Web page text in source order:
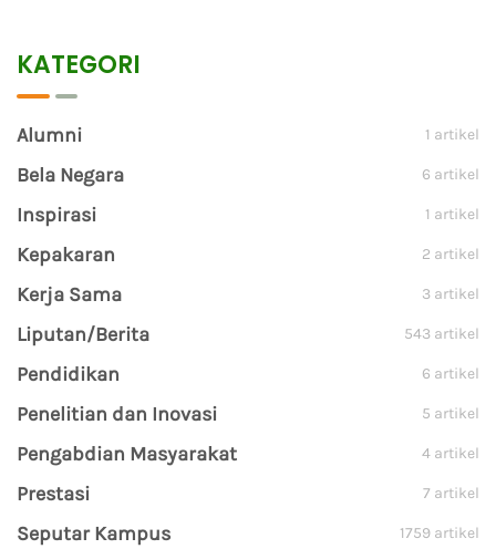
KATEGORI
Alumni 1 artikel
Bela Negara 6 artikel
Inspirasi 1 artikel
Kepakaran 2 artikel
Kerja Sama 3 artikel
Liputan/Berita 543 artikel
Pendidikan 6 artikel
Penelitian dan Inovasi 5 artikel
Pengabdian Masyarakat 4 artikel
Prestasi 7 artikel
Seputar Kampus 1759 artikel